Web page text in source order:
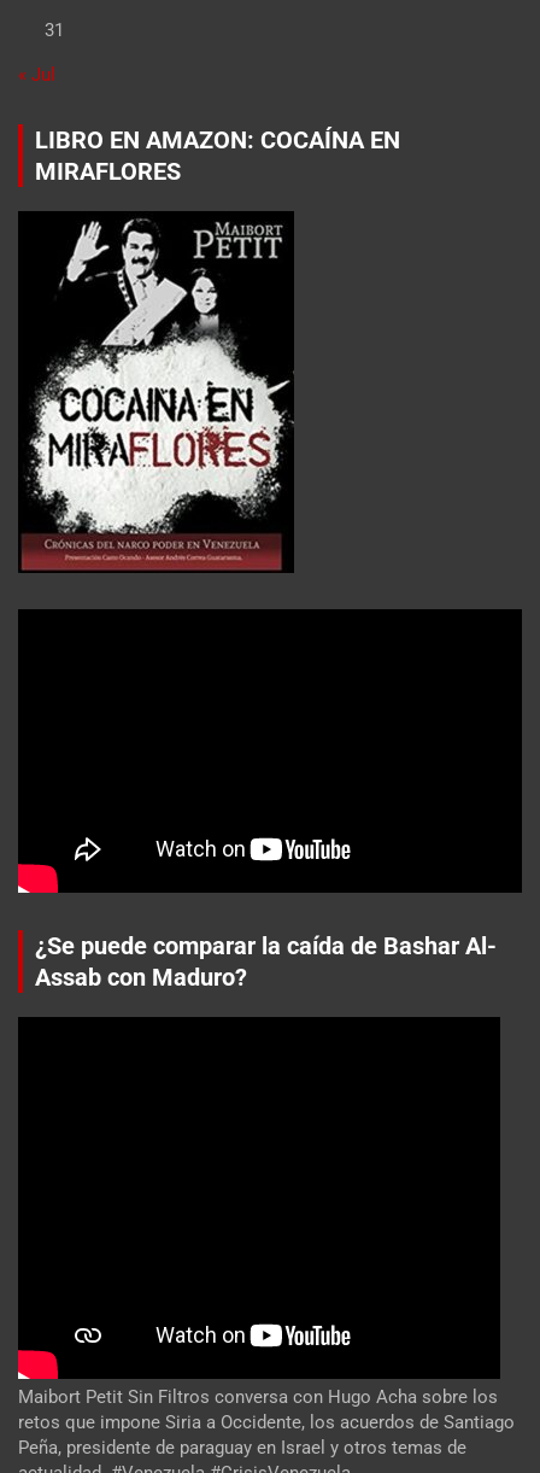
31
« Jul
LIBRO EN AMAZON: COCAÍNA EN
MIRAFLORES
¿Se puede comparar la caída de Bashar Al-
Assab con Maduro?
Maibort Petit Sin Filtros conversa con Hugo Acha sobre los
retos que impone Siria a Occidente, los acuerdos de Santiago
Peña, presidente de paraguay en Israel y otros temas de